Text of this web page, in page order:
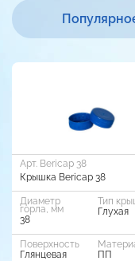
Арт. Bericap 38
Крышка Bericap 38
Диаметр
горла, мм
38
Тип
Глухая
Поверхность
Глянцевая
ПП